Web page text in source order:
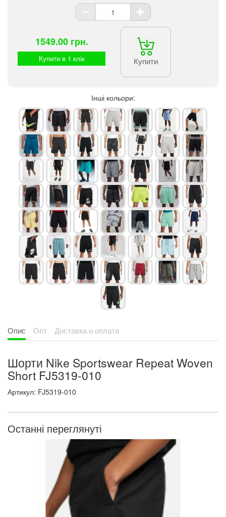
1549.00 грн.
Купити в 1 клік Купити
Інші кольори:
Опис Опт Доставка и оплата
Шорти Nike Sportswear Repeat Woven
Short FJ5319-010
Артикул: FJ5319-010
Останні переглянуті